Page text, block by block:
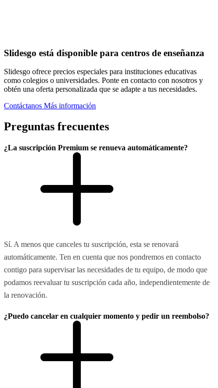
Slidesgo está disponible para centros de enseñanza
Slidesgo ofrece precios especiales para instituciones educativas
como colegios o universidades. Ponte en contacto con nosotros y
obtén una oferta personalizada que se adapte a tus necesidades.
Contáctanos Más información
Preguntas frecuentes
¿La suscripción Premium se renueva automáticamente?
Sí. A menos que canceles tu suscripción, esta se renovará
automáticamente. Ten en cuenta que nos pondremos en contacto
contigo para supervisar las necesidades de tu equipo, de modo que
podamos reevaluar tu suscripción cada año, independientemente de
la renovación.
¿Puedo cancelar en cualquier momento y pedir un reembolso?